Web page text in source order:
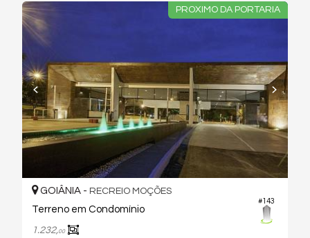
PROXIMO DA PORTARIA
#143
GOIÂNIA - RECREIO MOÇÕES
Terreno em Condomínio
1.232,00